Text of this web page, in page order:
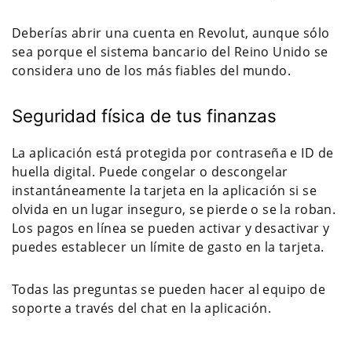
Deberías abrir una cuenta en Revolut, aunque sólo
sea porque el sistema bancario del Reino Unido se
considera uno de los más fiables del mundo.
Seguridad física de tus finanzas
La aplicación está protegida por contraseña e ID de
huella digital. Puede congelar o descongelar
instantáneamente la tarjeta en la aplicación si se
olvida en un lugar inseguro, se pierde o se la roban.
Los pagos en línea se pueden activar y desactivar y
puedes establecer un límite de gasto en la tarjeta.
Todas las preguntas se pueden hacer al equipo de
soporte a través del chat en la aplicación.